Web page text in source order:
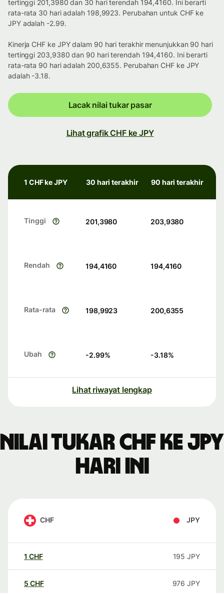
tertinggi 201,3980 dan 30 hari terendah 194,4160. Ini berarti
rata-rata 30 hari adalah 198,9923. Perubahan untuk CHF ke
JPY adalah -2.99.
Kinerja CHF ke JPY dalam 90 hari terakhir menunjukkan 90 hari
tertinggi 203,9380 dan 90 hari terendah 194,4160. Ini berarti
rata-rata 90 hari adalah 200,6355. Perubahan CHF ke JPY
adalah -3.18.
Lacak nilai tukar pasar
Lihat grafik CHF ke JPY
1 CHF ke JPY 30 hari terakhir 90 hari terakhir
Tinggi 201,3980 203,9380
Rendah 194,4160 194,4160
Rata-rata 198,9923 200,6355
Ubah -2.99% -3.18%
Lihat riwayat lengkap
Nilai tukar CHF ke JPY
hari ini
CHF JPY
1 CHF 195 JPY
5 CHF 976 JPY